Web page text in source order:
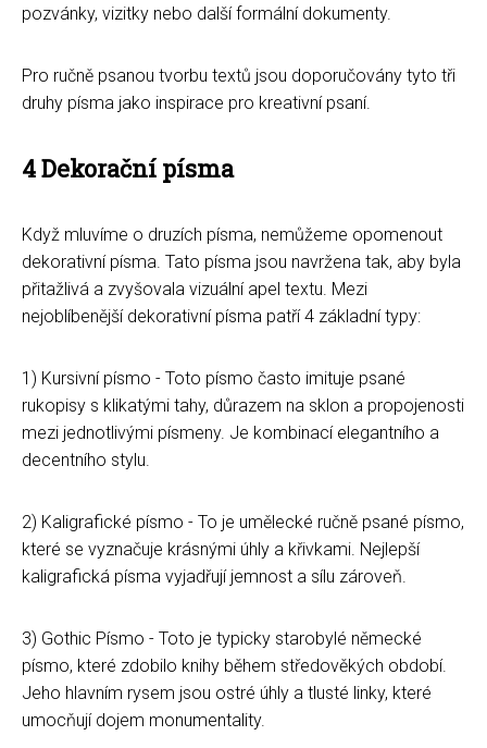
pozvánky, vizitky nebo další formální dokumenty.
Pro ručně psanou tvorbu textů jsou doporučovány tyto tři
druhy písma jako inspirace pro kreativní psaní.
4 Dekorační písma
Když mluvíme o druzích písma, nemůžeme opomenout
dekorativní písma. Tato písma jsou navržena tak, aby byla
přitažlivá a zvyšovala vizuální apel textu. Mezi
nejoblíbenější dekorativní písma patří 4 základní typy:
1) Kursivní písmo - Toto písmo často imituje psané
rukopisy s klikatými tahy, důrazem na sklon a propojenosti
mezi jednotlivými písmeny. Je kombinací elegantního a
decentního stylu.
2) Kaligrafické písmo - To je umělecké ručně psané písmo,
které se vyznačuje krásnými úhly a křivkami. Nejlepší
kaligrafická písma vyjadřují jemnost a sílu zároveň.
3) Gothic Písmo - Toto je typicky starobylé německé
písmo, které zdobilo knihy během středověkých období.
Jeho hlavním rysem jsou ostré úhly a tlusté linky, které
umocňují dojem monumentality.